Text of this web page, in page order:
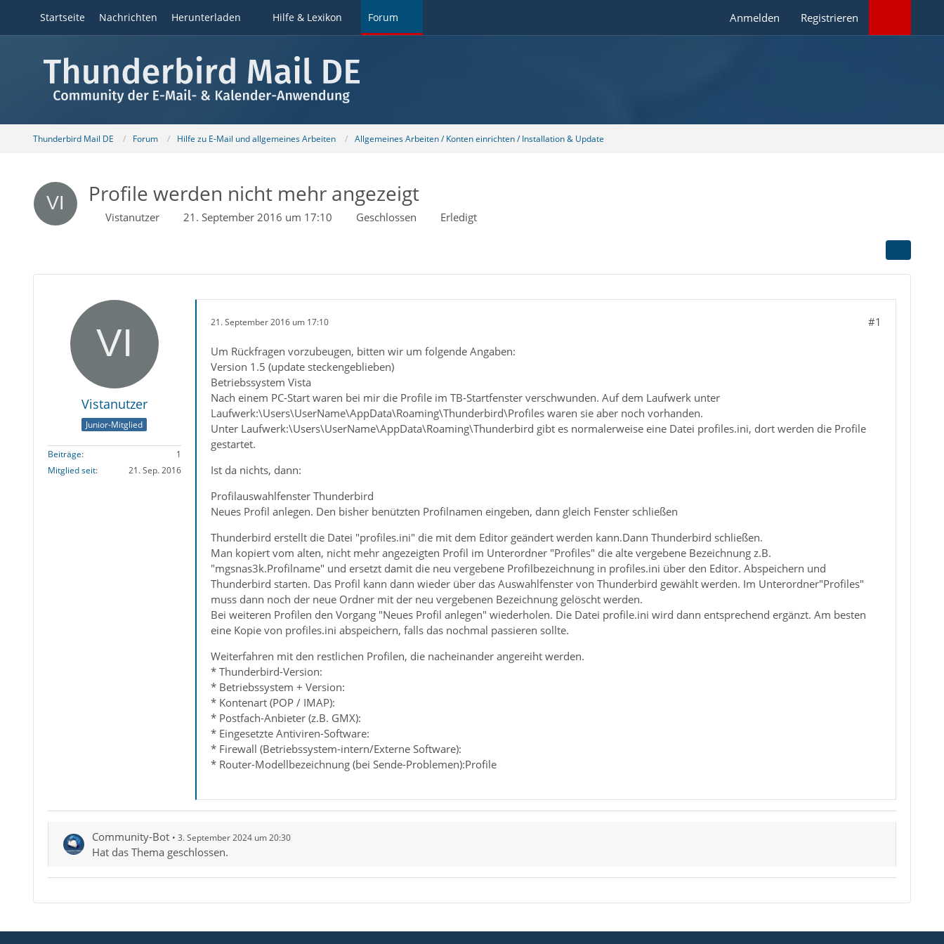
Startseite Nachrichten Herunterladen Hilfe & Lexikon Forum Anmelden Registrieren
Thunderbird Mail DE Forum Hilfe zu E-Mail und allgemeines Arbeiten Allgemeines Arbeiten / Konten einrichten / Installation & Update
Profile werden nicht mehr angezeigt
Vistanutzer 21. September 2016 um 17:10 Geschlossen Erledigt
Vistanutzer
Junior-Mitglied
Beiträge
1
Mitglied seit
21. Sep. 2016
21. September 2016 um 17:10 #1
Um Rückfragen vorzubeugen, bitten wir um folgende Angaben:
Version 1.5 (update steckengeblieben)
Betriebssystem Vista
Nach einem PC-Start waren bei mir die Profile im TB-Startfenster verschwunden. Auf dem Laufwerk unter
Laufwerk:\Users\UserName\AppData\Roaming\Thunderbird\Profiles waren sie aber noch vorhanden.
Unter Laufwerk:\Users\UserName\AppData\Roaming\Thunderbird gibt es normalerweise eine Datei profiles.ini, dort werden die Profile
gestartet.
Ist da nichts, dann:
Profilauswahlfenster Thunderbird
Neues Profil anlegen. Den bisher benützten Profilnamen eingeben, dann gleich Fenster schließen
Thunderbird erstellt die Datei "profiles.ini" die mit dem Editor geändert werden kann.Dann Thunderbird schließen.
Man kopiert vom alten, nicht mehr angezeigten Profil im Unterordner "Profiles" die alte vergebene Bezeichnung z.B.
"mgsnas3k.Profilname" und ersetzt damit die neu vergebene Profilbezeichnung in profiles.ini über den Editor. Abspeichern und
Thunderbird starten. Das Profil kann dann wieder über das Auswahlfenster von Thunderbird gewählt werden. Im Unterordner"Profiles"
muss dann noch der neue Ordner mit der neu vergebenen Bezeichnung gelöscht werden.
Bei weiteren Profilen den Vorgang "Neues Profil anlegen" wiederholen. Die Datei profile.ini wird dann entsprechend ergänzt. Am besten
eine Kopie von profiles.ini abspeichern, falls das nochmal passieren sollte.
Weiterfahren mit den restlichen Profilen, die nacheinander angereiht werden.
* Thunderbird-Version:
* Betriebssystem + Version:
* Kontenart (POP / IMAP):
* Postfach-Anbieter (z.B. GMX):
* Eingesetzte Antiviren-Software:
* Firewall (Betriebssystem-intern/Externe Software):
* Router-Modellbezeichnung (bei Sende-Problemen):Profile
Community-Bot 3. September 2024 um 20:30
Hat das Thema geschlossen.